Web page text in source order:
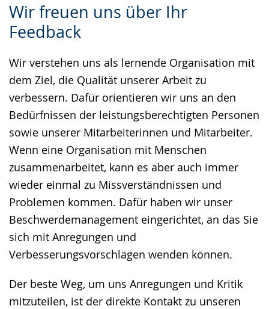
Wir freuen uns über Ihr
Feedback
Wir verstehen uns als lernende Organisation mit
dem Ziel, die Qualität unserer Arbeit zu
verbessern. Dafür orientieren wir uns an den
Bedürfnissen der leistungsberechtigten Personen
sowie unserer Mitarbeiterinnen und Mitarbeiter.
Wenn eine Organisation mit Menschen
zusammenarbeitet, kann es aber auch immer
wieder einmal zu Missverständnissen und
Problemen kommen. Dafür haben wir unser
Beschwerdemanagement eingerichtet, an das Sie
sich mit Anregungen und
Verbesserungsvorschlägen wenden können.
Der beste Weg, um uns Anregungen und Kritik
mitzuteilen, ist der direkte Kontakt zu unseren
Leichten
Sprache
Audio-
Unterstützung.
Video
in
Gebärdensprache
wird
angezeigt.